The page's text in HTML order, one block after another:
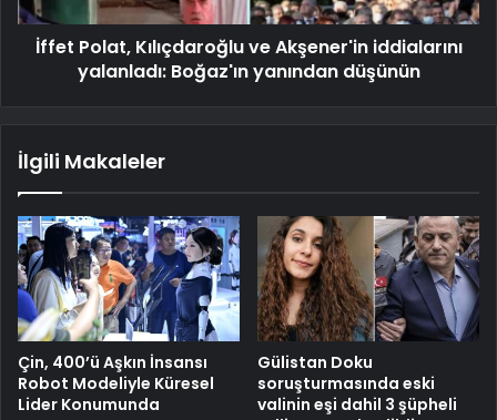
İffet Polat, Kılıçdaroğlu ve Akşener'in iddialarını
yalanladı: Boğaz'ın yanından düşünün
İlgili Makaleler
Çin, 400’ü Aşkın İnsansı
Robot Modeliyle Küresel
Lider Konumunda
Gülistan Doku
soruşturmasında eski
valinin eşi dahil 3 şüpheli